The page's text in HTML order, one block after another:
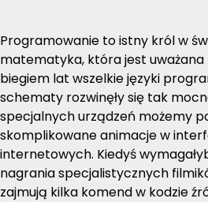
Programowanie to istny król w
matematyka, która jest uważana
biegiem lat wszelkie języki
schematy rozwinęły się tak
specjalnych urządzeń możemy
skomplikowane animacje w
internetowych. Kiedyś
nagrania specjalistycznych
zajmują kilka komend w kodzie